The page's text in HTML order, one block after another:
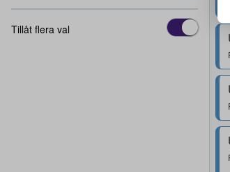
Tillåt flera val